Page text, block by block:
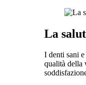
La
I denti sani
qualità della